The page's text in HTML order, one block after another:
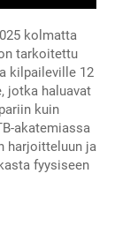
kolmatta
tarkoitettu
kilpaileville 12
jotka haluavat
kuin
akatemiassa
harjoitteluun ja
fyysiseen